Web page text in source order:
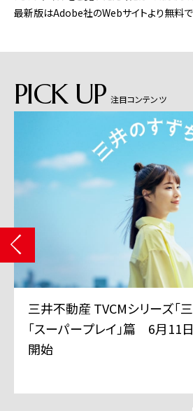
最新版はAdobe社のWebサイトより無料で
PICK UP 注目コンテンツ
三井グループは350周年を迎
(記念サイトに遷移します)